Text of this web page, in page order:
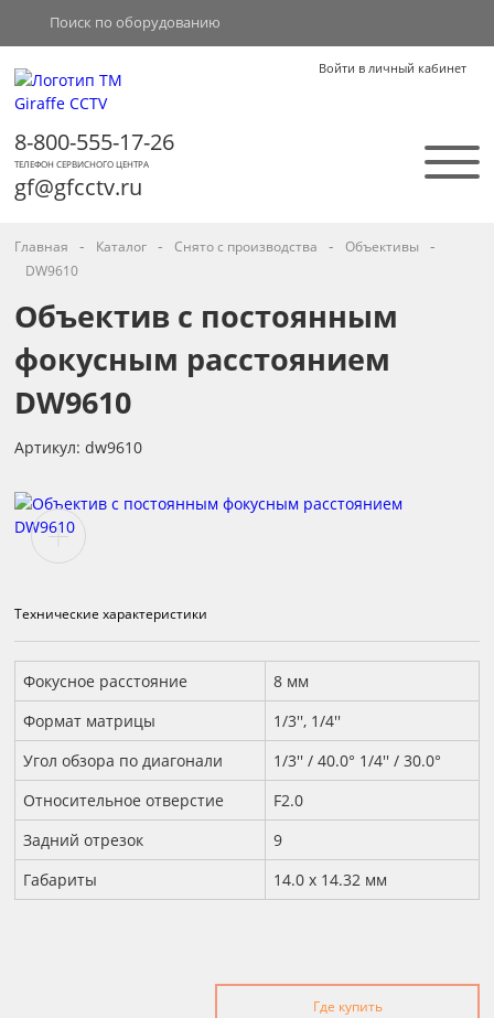
Войти в личный кабинет
8-800-555-17-26
ТЕЛЕФОН СЕРВИСНОГО ЦЕНТРА
gf@gfcctv.ru
Главная - Каталог - Снято с производства - Объективы -
DW9610
Объектив с постоянным
фокусным расстоянием
DW9610
Артикул: dw9610
Технические характеристики
Технические характеристики
Фокусное расстояние
8 мм
Формат матрицы
1/3'', 1/4''
Угол обзора по диагонали
1/3'' / 40.0° 1/4'' / 30.0°
Относительное отверстие
F2.0
Задний отрезок
9
Габариты
14.0 x 14.32 мм
Где купить